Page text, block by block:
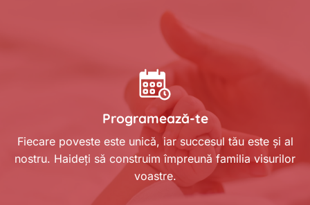
Programează-te
Fiecare poveste este unică, iar succesul tău este și al
nostru. Haideți să construim împreună familia visurilor
voastre.